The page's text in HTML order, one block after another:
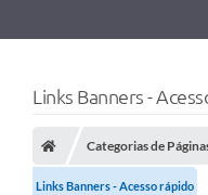
Links Banners -
Categorias de
Links Banners - Acesso rápido